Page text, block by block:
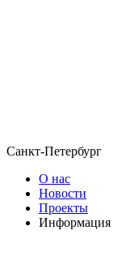
Санкт-Петербург
О нас
Новости
Проекты
Информация